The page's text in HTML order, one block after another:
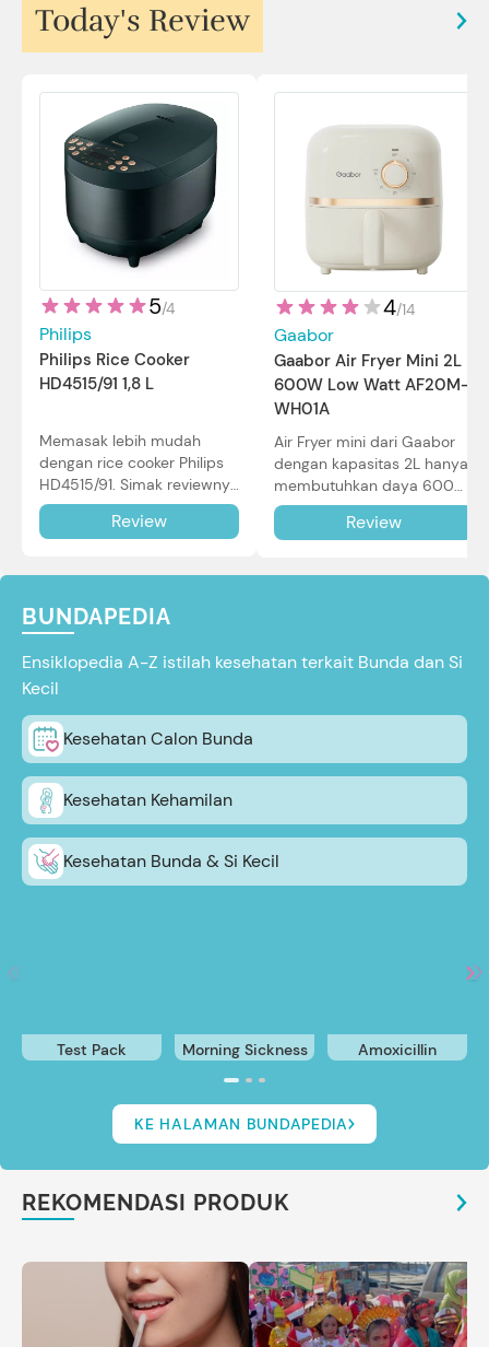
Today's Review
5/4
Philips
Philips Rice Cooker
HD4515/91 1,8 L
Memasak lebih mudah
dengan rice cooker Philips
HD4515/91. Simak reviewnya
di sini.
Review
4/14
Gaabor
Gaabor Air Fryer Mini 2L
600W Low Watt AF20M-
WH01A
Air Fryer mini dari Gaabor
dengan kapasitas 2L hanya
membutuhkan daya 600W
dalam pemakaian. Simak
review selengkapnya di sini.
Review
BUNDAPEDIA
Ensiklopedia A-Z istilah kesehatan terkait Bunda dan Si
Kecil
Kesehatan Calon Bunda
Kesehatan Kehamilan
Kesehatan Bunda & Si Kecil
Test Pack Morning Sickness Amoxicillin
KE HALAMAN BUNDAPEDIA
REKOMENDASI PRODUK